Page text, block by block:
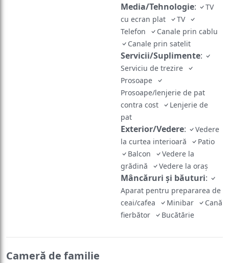
Media/Tehnologie:
TV
cu ecran plat
TV
Telefon
Canale prin cablu
Canale prin satelit
Servicii/Suplimente:
Serviciu de trezire
Prosoape
Prosoape/lenjerie de pat
contra cost
Lenjerie de
pat
Exterior/Vedere:
Vedere
la curtea interioară
Patio
Balcon
Vedere la
grădină
Vedere la oraș
Mâncăruri și băuturi:
Aparat pentru prepararea de
ceai/cafea
Minibar
Cană
fierbător
Bucătărie
Cameră de familie